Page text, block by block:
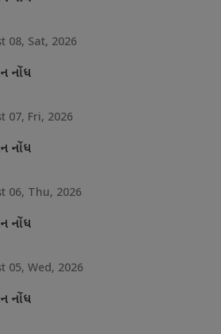
08, Sat, 2026
નોંધ
07, Fri, 2026
નોંધ
06, Thu, 2026
નોંધ
05, Wed, 2026
નોંધ